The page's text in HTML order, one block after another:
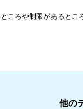
ころや制限があるとこ
他の